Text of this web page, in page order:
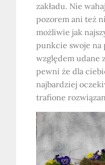
zakładu. Nie
pozorem ani też
możliwie jak
punkcie swoje na
względem udane
pewni że dla
najbardziej
trafione